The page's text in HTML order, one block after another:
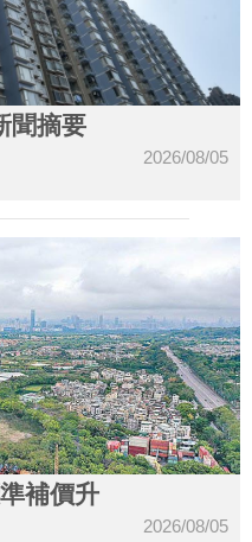
聞摘要
2026/08/05
補價升
2026/08/05